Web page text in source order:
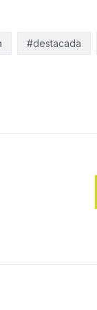
#destacada